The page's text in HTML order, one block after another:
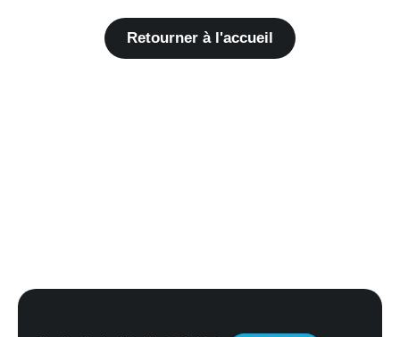
Retourner à l'accueil